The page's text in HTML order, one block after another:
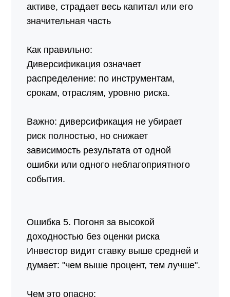
активе, страдает весь капитал или его
значительная часть
Как правильно:
Диверсификация означает
распределение: по инструментам,
срокам, отраслям, уровню риска.
Важно: диверсификация не убирает
риск полностью, но снижает
зависимость результата от одной
ошибки или одного неблагоприятного
события.
Ошибка 5. Погоня за высокой
доходностью без оценки риска
Инвестор видит ставку выше средней и
думает: "чем выше процент, тем лучше".
Чем это опасно: